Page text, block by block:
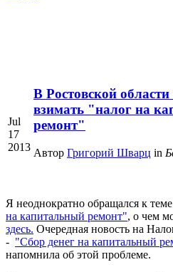
Jul
17
2013
В Ростовской
взимать "налог на
ремонт"
Автор Григорий Шварц in
Я неоднократно обращался к
на капитальный ремонт", о чем
здесь. Очередная новость на
- "Сбор денег на капитальный
напомнила об этой проблеме.